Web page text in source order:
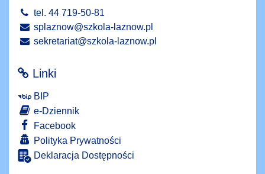
tel. 44 719-50-81
splaznow@szkola-laznow.pl
sekretariat@szkola-laznow.pl
Linki
BIP
e-Dziennik
Facebook
Polityka Prywatności
Deklaracja Dostępności